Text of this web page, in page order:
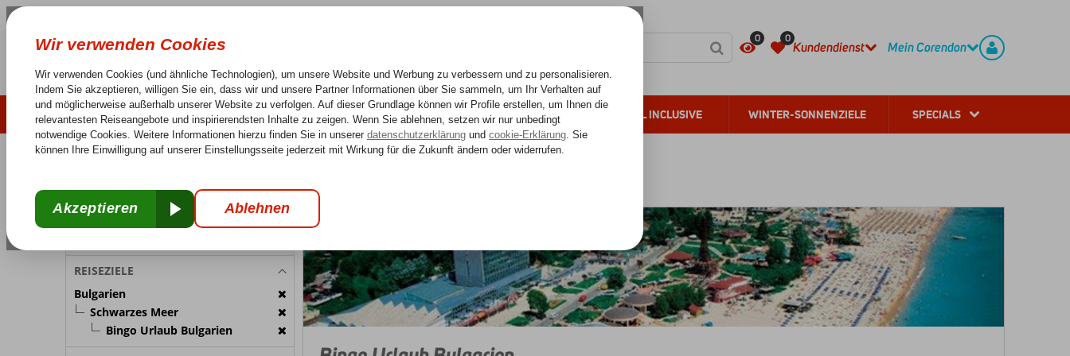
0 0
Kundendienst Mein Corendon
LAST MINUTE SOMMER 2026 SONNENZIELE FERNREISEN ALL INCLUSIVE WINTER-SONNENZIELE SPECIALS
Keine versteckten Kosten Sorglos Reisen 25 Jahre Erfahrung
REISETEILNEHMER
Zimmer 1: 2 Personen
REISEZIELE
Bulgarien
Schwarzes Meer
Bingo Urlaub Bulgarien
Bulgarien